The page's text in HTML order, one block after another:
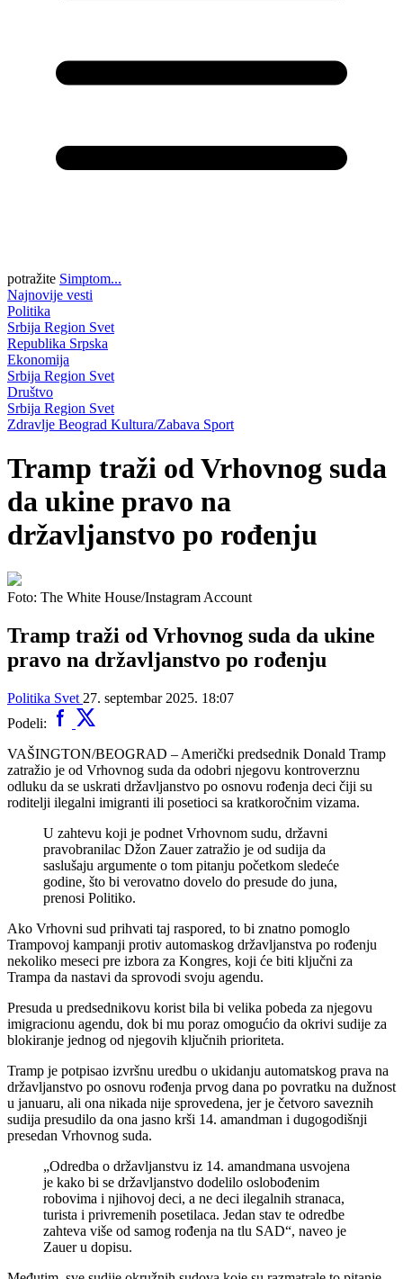
potražite Simptom...
Najnovije vesti
Politika
Srbija Region Svet
Republika Srpska
Ekonomija
Srbija Region Svet
Društvo
Srbija Region Svet
Zdravlje Beograd Kultura/Zabava Sport
Tramp traži od Vrhovnog suda
da ukine pravo na
državljanstvo po rođenju
Foto: The White House/Instagram Account
Tramp traži od Vrhovnog suda da ukine
pravo na državljanstvo po rođenju
Politika Svet 27. septembar 2025. 18:07
Podeli:
VAŠINGTON/BEOGRAD – Američki predsednik Donald Tramp
zatražio je od Vrhovnog suda da odobri njegovu kontroverznu
odluku da se uskrati državljanstvo po osnovu rođenja deci čiji su
roditelji ilegalni imigranti ili posetioci sa kratkoročnim vizama.
U zahtevu koji je podnet Vrhovnom sudu, državni
pravobranilac Džon Zauer zatražio je od sudija da
saslušaju argumente o tom pitanju početkom sledeće
godine, što bi verovatno dovelo do presude do juna,
prenosi Politiko.
Ako Vrhovni sud prihvati taj raspored, to bi znatno pomoglo
Trampovoj kampanji protiv automaskog državljanstva po rođenju
nekoliko meseci pre izbora za Kongres, koji će biti ključni za
Trampa da nastavi da sprovodi svoju agendu.
Presuda u predsednikovu korist bila bi velika pobeda za njegovu
imigracionu agendu, dok bi mu poraz omogućio da okrivi sudije za
blokiranje jednog od njegovih ključnih prioriteta.
Tramp je potpisao izvršnu uredbu o ukidanju automatskog prava na
državljanstvo po osnovu rođenja prvog dana po povratku na dužnost
u januaru, ali ona nikada nije sprovedena, jer je četvoro saveznih
sudija presudilo da ona jasno krši 14. amandman i dugogodišnji
presedan Vrhovnog suda.
„Odredba o državljanstvu iz 14. amandmana usvojena
je kako bi se državljanstvo dodelilo oslobođenim
robovima i njihovoj deci, a ne deci ilegalnih stranaca,
turista i privremenih posetilaca. Jedan stav te odredbe
zahteva više od samog rođenja na tlu SAD“, naveo je
Zauer u dopisu.